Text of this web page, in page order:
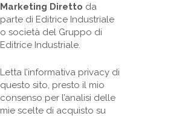
Marketing Diretto da
parte di Editrice Industriale
o società del Gruppo di
Editrice Industriale.
Letta l’informativa privacy di
questo sito, presto il mio
consenso per l’analisi delle
mie scelte di acquisto su